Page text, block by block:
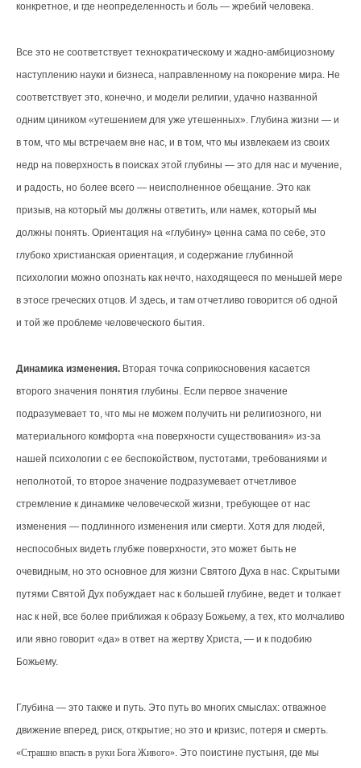
конкретное, и где неопределенность и боль — жребий человека.
Все это не соответствует технократическому и жадно-амбициозному
наступлению науки и бизнеса, направленному на покорение мира. Не
соответствует это, конечно, и модели религии, удачно названной
одним циником «утешением для уже утешенных». Глубина жизни — и
в том, что мы встречаем вне нас, и в том, что мы извлекаем из своих
недр на поверхность в поисках этой глубины — это для нас и мучение,
и радость, но более всего — неисполненное обещание. Это как
призыв, на который мы должны ответить, или намек, который мы
должны понять. Ориентация на «глубину» ценна сама по себе, это
глубоко христианская ориентация, и содержание глубинной
психологии можно опознать как нечто, находящееся по меньшей мере
в этосе греческих отцов. И здесь, и там отчетливо говорится об одной
и той же проблеме человеческого бытия.
Динамика изменения.Вторая точка соприкосновения касается
второго значения понятия глубины. Если первое значение
подразумевает то, что мы не можем получить ни религиозного, ни
материального комфорта «на поверхности существования» из-за
нашей психологии с ее беспокойством, пустотами, требованиями и
неполнотой, то второе значение подразумевает отчетливое
стремление к динамике человеческой жизни, требующее от нас
изменения — подлинного изменения или смерти. Хотя для людей,
неспособных видеть глубже поверхности, это может быть не
очевидным, но это основное для жизни Святого Духа в нас. Скрытыми
путями Святой Дух побуждает нас к большей глубине, ведет и толкает
нас к ней, все более приближая к образу Божьему, а тех, кто молчаливо
или явно говорит «да» в ответ на жертву Христа, — и к подобию
Божьему.
Глубина — это также и путь. Это путь во многих смыслах: отважное
движение вперед, риск, открытие; но это и кризис, потеря и смерть.
Страшно впасть в руки Бога Живого . Это поистине пустыня, где мы